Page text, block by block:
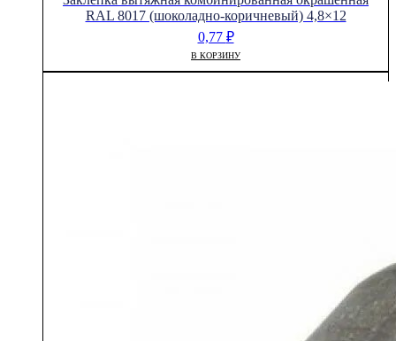
RAL 8017 (шоколадно-коричневый) 4,8×12
0,77 ₽
В КОРЗИНУ